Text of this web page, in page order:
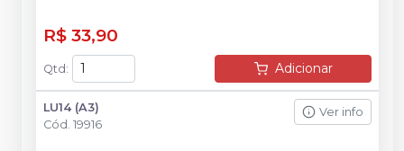
R$ 33,90
Qtd: Adicionar
LU14 (A3)
Cód. 19916
Ver info